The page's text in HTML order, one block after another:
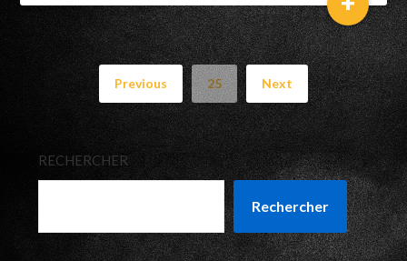
Previous 25 Next
RECHERCHER
Rechercher